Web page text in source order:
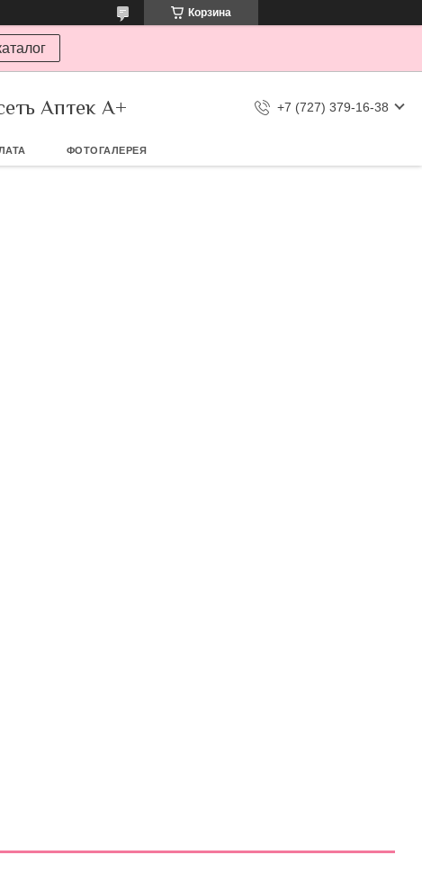
Корзина
Аптек А+ +7 (727) 379-16-38
ФОТОГАЛЕРЕЯ